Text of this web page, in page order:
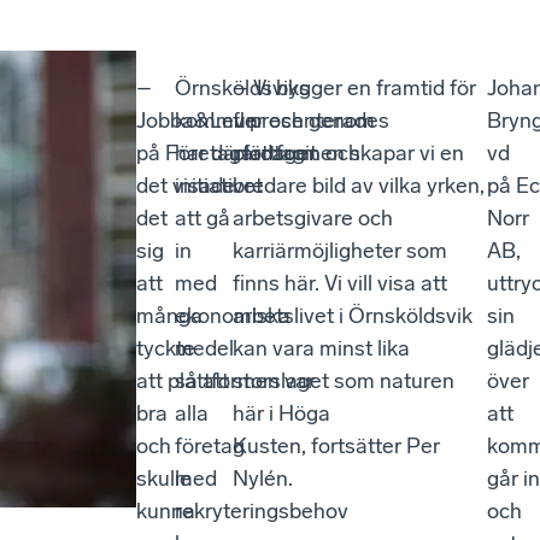
–
Jobba&Lev presenterades
på Företagardagen och
det visade
det
sig
att
många
tyckte
att plattformen var
bra
och
skulle
kunna
Örnsköldsviks
kommun
har därför tagit
initiativet
att gå
in
med
ekonomiska
medel
så att
alla
företag
med
rekryteringsbehov
– Vi bygger en framtid för
fler och genom
plattformen skapar vi en
bredare bild av vilka yrken,
arbetsgivare och
karriärmöjligheter som
finns här. Vi vill visa att
arbetslivet i Örnsköldsvik
kan vara minst lika
storslaget som naturen
här i Höga
Kusten, fortsätter Per
Nylén.
vd
på
Norr
AB,
sin
över
att
går in
och